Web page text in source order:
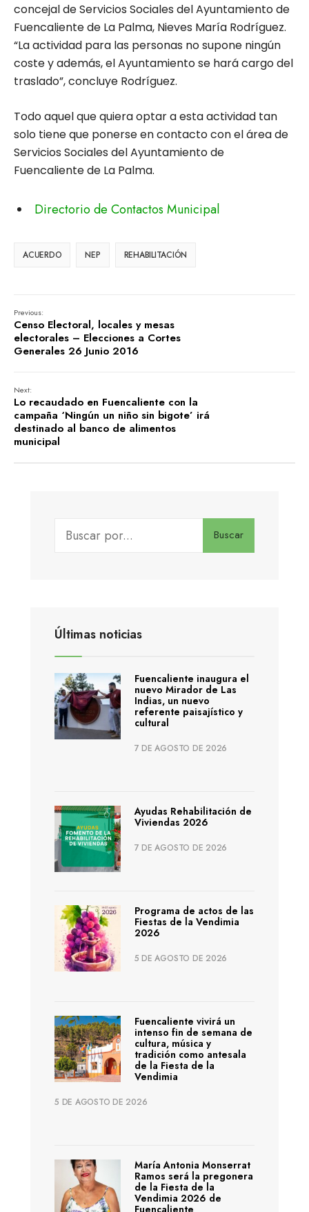
concejal de Servicios Sociales del Ayuntamiento de
Fuencaliente de La Palma, Nieves María Rodríguez.
“La actividad para las personas no supone ningún
coste y además, el Ayuntamiento se hará cargo del
traslado”, concluye Rodríguez.
Todo aquel que quiera optar a esta actividad tan
solo tiene que ponerse en contacto con el área de
Servicios Sociales del Ayuntamiento de
Fuencaliente de La Palma.
Directorio de Contactos Municipal
ACUERDO NEP REHABILITACIÓN
Previous:
Censo Electoral, locales y mesas
electorales – Elecciones a Cortes
Generales 26 Junio 2016
Next:
Lo recaudado en Fuencaliente con la
campaña ‘Ningún un niño sin bigote’ irá
destinado al banco de alimentos
municipal
Buscar
Últimas noticias
Fuencaliente inaugura el
nuevo Mirador de Las
Indias, un nuevo
referente paisajístico y
cultural
7 DE AGOSTO DE 2026
Ayudas Rehabilitación de
Viviendas 2026
7 DE AGOSTO DE 2026
Programa de actos de las
Fiestas de la Vendimia
2026
5 DE AGOSTO DE 2026
Fuencaliente vivirá un
intenso fin de semana de
cultura, música y
tradición como antesala
de la Fiesta de la
Vendimia
5 DE AGOSTO DE 2026
María Antonia Monserrat
Ramos será la pregonera
de la Fiesta de la
Vendimia 2026 de
Fuencaliente